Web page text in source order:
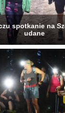
spotkanie na
udane